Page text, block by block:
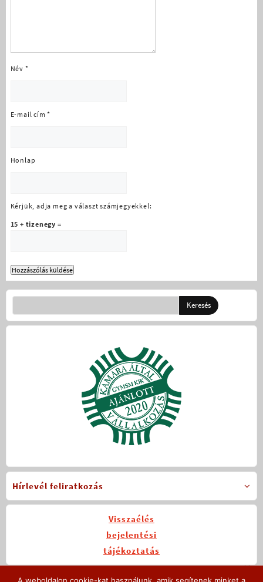
Név *
E-mail cím*
Honlap
Kérjük, adja meg a választ számjegyekkel:
15 + tizenegy =
Hírlevél feliratkozás
Visszaélés
bejelentési
tájékoztatás